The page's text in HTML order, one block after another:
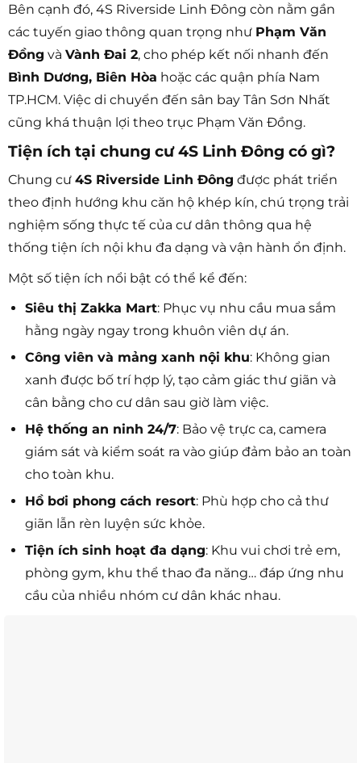
Bên cạnh đó, 4S Riverside Linh Đông còn nằm gần
các tuyến giao thông quan trọng như Phạm Văn
Đồng và Vành Đai 2, cho phép kết nối nhanh đến
Bình Dương, Biên Hòa hoặc các quận phía Nam
TP.HCM. Việc di chuyển đến sân bay Tân Sơn Nhất
cũng khá thuận lợi theo trục Phạm Văn Đồng.
Tiện ích tại chung cư 4S Linh Đông có gì?
Chung cư 4S Riverside Linh Đông được phát triển
theo định hướng khu căn hộ khép kín, chú trọng trải
nghiệm sống thực tế của cư dân thông qua hệ
thống tiện ích nội khu đa dạng và vận hành ổn định.
Một số tiện ích nổi bật có thể kể đến:
Siêu thị Zakka Mart: Phục vụ nhu cầu mua sắm
hằng ngày ngay trong khuôn viên dự án.
Công viên và mảng xanh nội khu: Không gian
xanh được bố trí hợp lý, tạo cảm giác thư giãn và
cân bằng cho cư dân sau giờ làm việc.
Hệ thống an ninh 24/7: Bảo vệ trực ca, camera
giám sát và kiểm soát ra vào giúp đảm bảo an toàn
cho toàn khu.
Hồ bơi phong cách resort: Phù hợp cho cả thư
giãn lẫn rèn luyện sức khỏe.
Tiện ích sinh hoạt đa dạng: Khu vui chơi trẻ em,
phòng gym, khu thể thao đa năng… đáp ứng nhu
cầu của nhiều nhóm cư dân khác nhau.